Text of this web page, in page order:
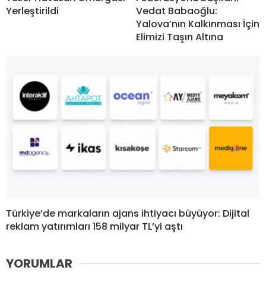
Yerleştirildi
Vedat Babaoğlu:
Yalova’nın Kalkınması İçin
Elimizi Taşın Altına
Türkiye’de markaların ajans ihtiyacı büyüyor: Dijital
reklam yatırımları 158 milyar TL’yi aştı
YORUMLAR